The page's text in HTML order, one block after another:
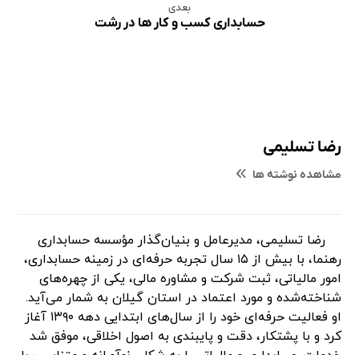
بعدی
حسابداری کسب و کار ها در رشت
رضا تسلیمی
مشاهده نوشته ها
رضا تسلیمی، مدیرعامل و بنیان‌گذار مؤسسه حسابداری
رهنما، با بیش از ۱۵ سال تجربه حرفه‌ای در زمینه حسابداری،
امور مالیاتی، ثبت شرکت و مشاوره مالی، یکی از چهره‌های
شناخته‌شده و مورد اعتماد در استان گیلان به شمار می‌آید.
او فعالیت حرفه‌ای خود را از سال‌های ابتدایی دهه ۱۳۹۰ آغاز
کرد و با پشتکار، دقت و پایبندی به اصول اخلاقی، موفق شد